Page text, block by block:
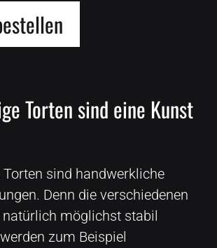
Torten sind eine Kunst
sind handwerkliche
Denn die verschiedenen
natürlich möglichst stabil
zum Beispiel